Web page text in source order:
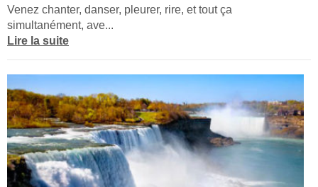
Venez chanter, danser, pleurer, rire, et tout ça
simultanément, ave...
Lire la suite